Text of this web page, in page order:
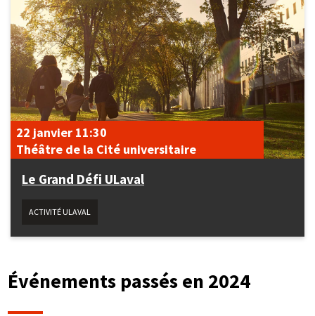
Le Grand Défi ULaval
22 janvier 11:30
Théâtre de la Cité universitaire
ACTIVITÉ ULAVAL
Événements passés en 2024